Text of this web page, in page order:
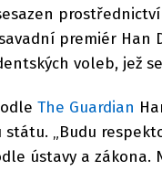
premiér Han
voleb, jež
The Guardian
„Budu
ústavy a zákona.